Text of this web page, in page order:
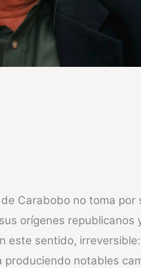
Carabobo no toma
orígenes
este sentido,
notables